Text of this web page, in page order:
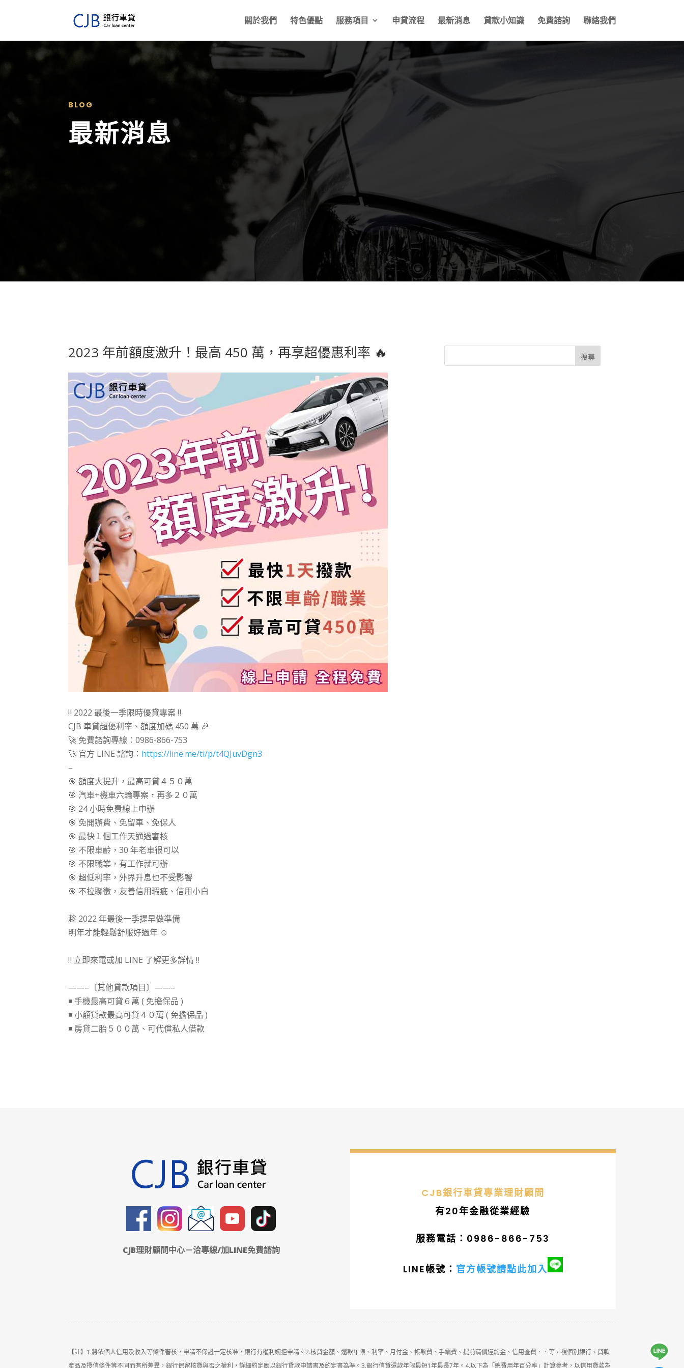
關於我們 特色優點 服務項目 申貸流程 最新消息 貸款小知識 免費諮詢 聯絡我們
BLOG
最新消息
2023 年前額度激升！最高 450 萬，再享超優惠利率 🔥
‼ 2022 最後一季限時優貸專案 ‼
CJB 車貸超優利率、額度加碼 450 萬 🎉
🚀 免費諮詢專線：0986-866-753
🚀 官方 LINE 諮詢： https://line.me/ti/p/t4QJuvDgn3
–
🎯 額度大提升，最高可貸４５０萬
🎯 汽車+機車六輪專案，再多２０萬
🎯 24 小時免費線上申辦
🎯 免開辦費、免留車、免保人
🎯 最快１個工作天通過審核
🎯 不限車齡，30 年老車很可以
🎯 不限職業，有工作就可辦
🎯 超低利率，外界升息也不受影響
🎯 不拉聯徵，友善信用瑕疵、信用小白
趁 2022 年最後一季提早做準備
明年才能輕鬆舒服好過年 ☺
‼ 立即來電或加 LINE 了解更多詳情 ‼
——–〔其他貸款項目〕——–
◾ 手機最高可貸６萬 ( 免擔保品 )
◾ 小額貸款最高可貸４０萬 ( 免擔保品 )
◾ 房貸二胎５００萬、可代償私人借款
CJB理財顧問中心－洽專線/加LINE免費諮詢
CJB銀行車貸專業理財顧問
有20年金融從業經驗
服務電話：0986-866-753
LINE帳號： 官方帳號請點此加入
【註】1.將依個人信用及收入等條件審核，申請不保證一定核准，銀行有權利婉拒申請。2.核貸金額、還款年限、利率、月付金、帳款費、手續費、提前清償違約金、信用查費．．等，視個別銀行、貸款
產品及授信條件等不同而有所差異，銀行保留核貸與否之權利，詳細約定應以銀行貸款申請書及約定書為準。3.銀行信貸還款年限最短1年最長7年。4.以下為「總費用年百分率」計算參考，以信用貸款為